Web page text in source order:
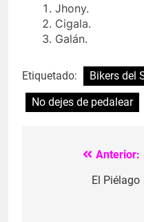
Jhony.
Cigala.
Galán.
Etiquetado:
Bikers del
No dejes de pedalear
Navegación
Anterior:
El Piélago